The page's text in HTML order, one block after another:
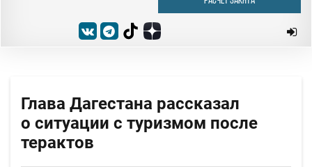
Глава Дагестана рассказал
о ситуации с туризмом после
терактов